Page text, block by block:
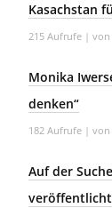
Kasachstan
215 Aufrufe | von
Monika
denken“
182 Aufrufe | von
Auf der
veröffentlicht